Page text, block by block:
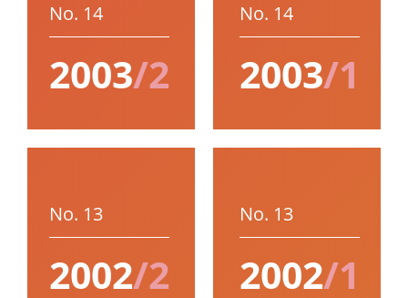
No. 14
2003/2
No. 14
2003/1
No. 13
2002/2
No. 13
2002/1